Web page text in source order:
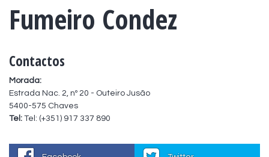
Fumeiro Condez
Contactos
Morada:
Estrada Nac. 2, nº 20 - Outeiro Jusão
5400-575 Chaves
Tel: Tel: (+351) 917 337 890